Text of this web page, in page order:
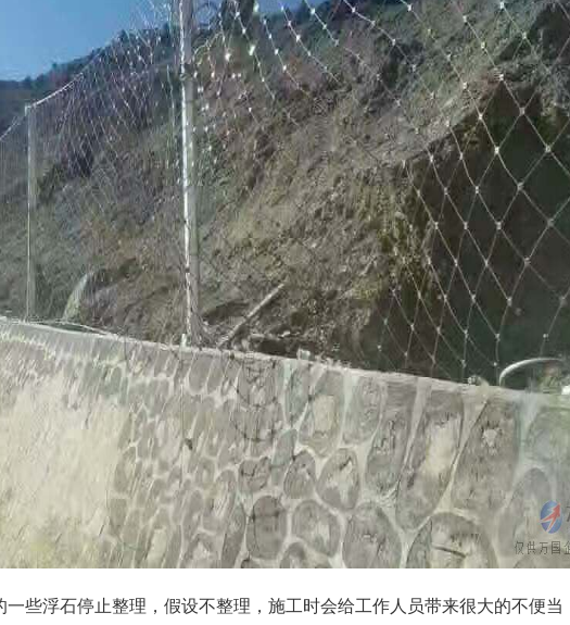
些浮石停止整理，假设不整理，施工时会给工作人员带来很大的不便当